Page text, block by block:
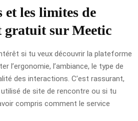
et les limites de
gratuit sur Meetic
si tu veux découvrir la plateforme
l’ergonomie, l’ambiance, le type de
des interactions. C’est rassurant,
de site de rencontre ou si tu
compris comment le service